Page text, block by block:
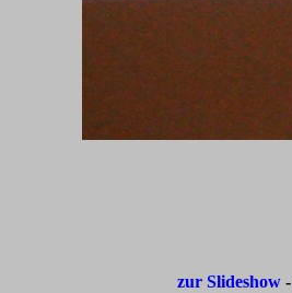
zur Slideshow-